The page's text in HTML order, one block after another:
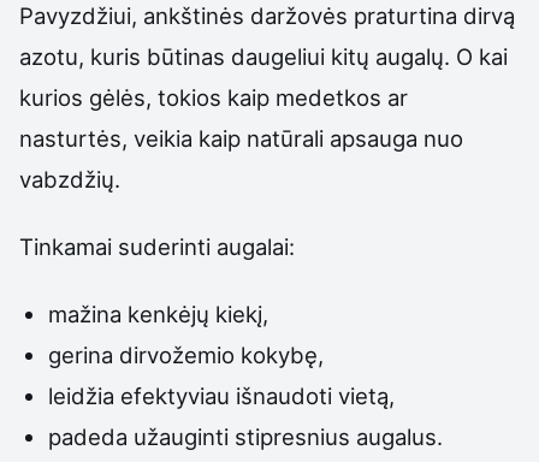
Pavyzdžiui, ankštinės daržovės praturtina dirvą
azotu, kuris būtinas daugeliui kitų augalų. O kai
kurios gėlės, tokios kaip medetkos ar
nasturtės, veikia kaip natūrali apsauga nuo
vabzdžių.
Tinkamai suderinti augalai:
mažina kenkėjų kiekį,
gerina dirvožemio kokybę,
leidžia efektyviau išnaudoti vietą,
padeda užauginti stipresnius augalus.